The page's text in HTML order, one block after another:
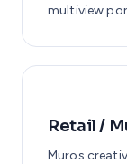
multiview
Retail /
Muros